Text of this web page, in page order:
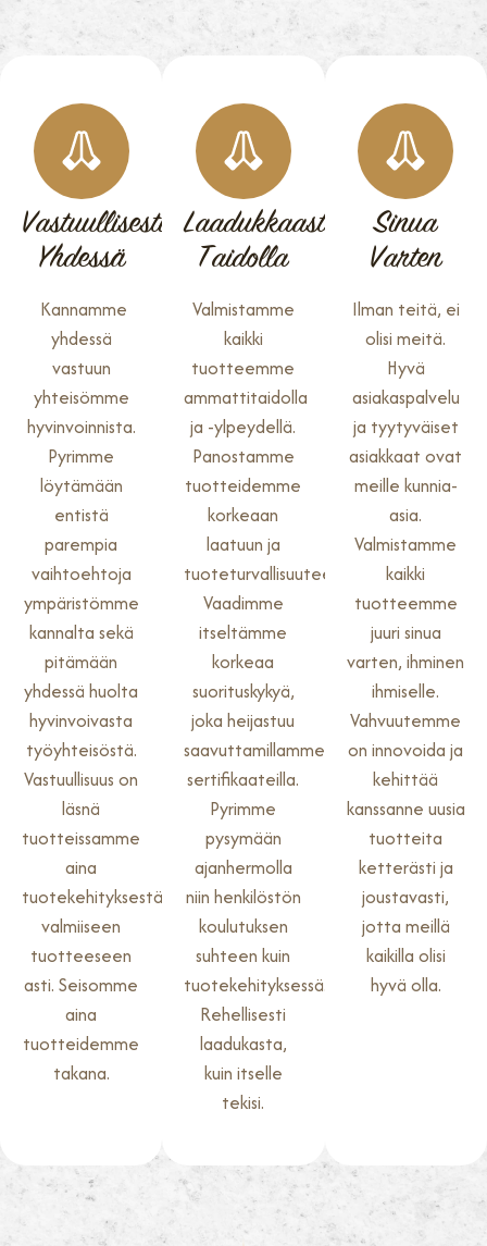
Vastuullisesti
Yhdessä
Kannamme
yhdessä
vastuun
yhteisömme
hyvinvoinnista.
Pyrimme
löytämään
entistä
parempia
vaihtoehtoja
ympäristömme
kannalta sekä
pitämään
yhdessä huolta
hyvinvoivasta
työyhteisöstä.
Vastuullisuus on
läsnä
tuotteissamme
aina
tuotekehityksestä
valmiiseen
tuotteeseen
asti. Seisomme
aina
tuotteidemme
takana.
Laadukkaasti
Taidolla
Valmistamme
kaikki
tuotteemme
ammattitaidolla
ja -ylpeydellä.
Panostamme
tuotteidemme
korkeaan
laatuun ja
tuoteturvallisuuteen.
Vaadimme
itseltämme
korkeaa
suorituskykyä,
joka heijastuu
saavuttamillamme
sertifikaateilla.
Pyrimme
pysymään
ajanhermolla
niin henkilöstön
koulutuksen
suhteen kuin
tuotekehityksessä.
Rehellisesti
laadukasta,
kuin itselle
tekisi.
Sinua
Varten
Ilman teitä, ei
olisi meitä.
Hyvä
asiakaspalvelu
ja tyytyväiset
asiakkaat ovat
meille kunnia-
asia.
Valmistamme
kaikki
tuotteemme
juuri sinua
varten, ihminen
ihmiselle.
Vahvuutemme
on innovoida ja
kehittää
kanssanne uusia
tuotteita
ketterästi ja
joustavasti,
jotta meillä
kaikilla olisi
hyvä olla.